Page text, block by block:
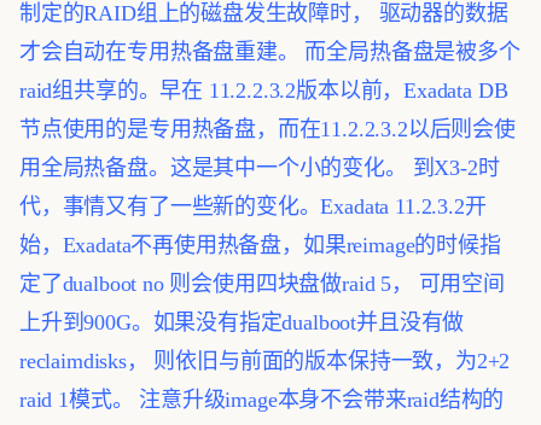
制定的RAID组上的磁盘发生故障时， 驱动器的数据
才会自动在专用热备盘重建。 而全局热备盘是被多个
raid组共享的。早在 11.2.2.3.2版本以前，Exadata DB
节点使用的是专用热备盘，而在11.2.2.3.2以后则会使
用全局热备盘。这是其中一个小的变化。
到X3-2时
代，事情又有了一些新的变化。Exadata 11.2.3.2开
始，Exadata不再使用热备盘，如果reimage的时候指
定了dualboot no 则会使用四块盘做raid 5， 可用空间
上升到900G。如果没有指定dualboot并且没有做
reclaimdisks， 则依旧与前面的版本保持一致，为2+2
raid 1模式。
注意升级image本身不会带来raid结构的